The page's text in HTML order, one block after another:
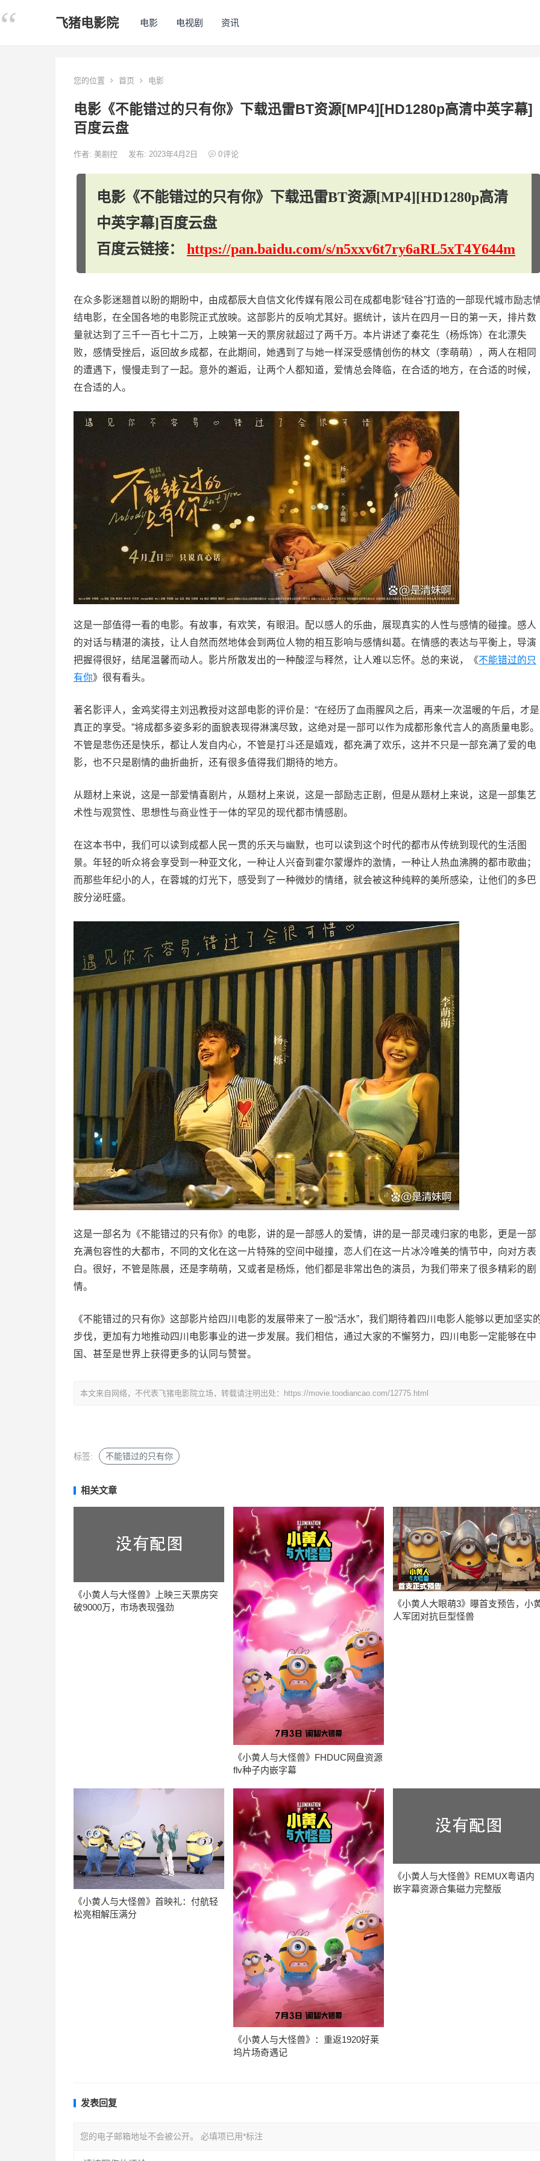
飞猪电影院 电影 电视剧 资讯
您的位置 首页 电影
电影《不能错过的只有你》下载迅雷BT资源[MP4][HD1280p高清中英字幕]
百度云盘
作者: 美剧控 发布: 2023年4月2日 0评论
电影《不能错过的只有你》下载迅雷BT资源[MP4][HD1280p高清
中英字幕]百度云盘
百度云链接： https://pan.baidu.com/s/n5xxv6t7ry6aRL5xT4Y644m
在众多影迷翘首以盼的期盼中，由成都辰大自信文化传媒有限公司在成都电影“硅谷”打造的一部现代城市励志
结电影，在全国各地的电影院正式放映。这部影片的反响尤其好。据统计，该片在四月一日的第一天，排片数
量就达到了三千一百七十二万，上映第一天的票房就超过了两千万。本片讲述了秦花生（杨烁饰）在北漂失
败，感情受挫后，返回故乡成都，在此期间，她遇到了与她一样深受感情创伤的林文（李萌萌），两人在相同
的遭遇下，慢慢走到了一起。意外的邂逅，让两个人都知道，爱情总会降临，在合适的地方，在合适的时候，
在合适的人。
这是一部值得一看的电影。有故事，有欢笑，有眼泪。配以感人的乐曲，展现真实的人性与感情的碰撞。感人
的对话与精湛的演技，让人自然而然地体会到两位人物的相互影响与感情纠葛。在情感的表达与平衡上，导演
把握得很好，结尾温馨而动人。影片所散发出的一种酸涩与释然，让人难以忘怀。总的来说，《不能错过的只
有你》很有看头。
著名影评人，金鸡奖得主刘迅教授对这部电影的评价是：“在经历了血雨腥风之后，再来一次温暖的午后，才是
真正的享受。”将成都多姿多彩的面貌表现得淋漓尽致，这绝对是一部可以作为成都形象代言人的高质量电影。
不管是悲伤还是快乐，都让人发自内心，不管是打斗还是嬉戏，都充满了欢乐，这并不只是一部充满了爱的电
影，也不只是剧情的曲折曲折，还有很多值得我们期待的地方。
从题材上来说，这是一部爱情喜剧片，从题材上来说，这是一部励志正剧，但是从题材上来说，这是一部集艺
术性与观赏性、思想性与商业性于一体的罕见的现代都市情感剧。
在这本书中，我们可以读到成都人民一贯的乐天与幽默，也可以读到这个时代的都市从传统到现代的生活图
景。年轻的听众将会享受到一种亚文化，一种让人兴奋到霍尔蒙爆炸的激情，一种让人热血沸腾的都市歌曲；
而那些年纪小的人，在蓉城的灯光下，感受到了一种微妙的情绪，就会被这种纯粹的美所感染，让他们的多巴
胺分泌旺盛。
这是一部名为《不能错过的只有你》的电影，讲的是一部感人的爱情，讲的是一部灵魂归家的电影，更是一部
充满包容性的大都市，不同的文化在这一片特殊的空间中碰撞，恋人们在这一片冰冷唯美的情节中，向对方表
白。很好，不管是陈晨，还是李萌萌，又或者是杨烁，他们都是非常出色的演员，为我们带来了很多精彩的剧
情。
《不能错过的只有你》这部影片给四川电影的发展带来了一股“活水”，我们期待着四川电影人能够以更加坚实
步伐，更加有力地推动四川电影事业的进一步发展。我们相信，通过大家的不懈努力，四川电影一定能够在中
国、甚至是世界上获得更多的认同与赞誉。
本文来自网络，不代表飞猪电影院立场，转载请注明出处：https://movie.toodiancao.com/12775.html
标签: 不能错过的只有你
相关文章
《小黄人与大怪兽》上映三天票房突
破9000万，市场表现强劲
《小黄人与大怪兽》FHDUC网盘资源
flv种子内嵌字幕
《小黄人大眼萌3》曝首支预告，小
人军团对抗巨型怪兽
《小黄人与大怪兽》首映礼：付航轻
松亮相解压满分
《小黄人与大怪兽》：重返1920好莱
坞片场奇遇记
《小黄人与大怪兽》REMUX粤语内
嵌字幕资源合集磁力完整版
发表回复
您的电子邮箱地址不会被公开。 必填项已用*标注